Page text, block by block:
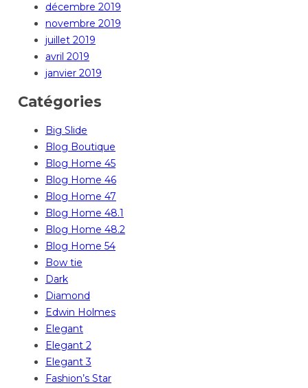
décembre 2019
novembre 2019
juillet 2019
avril 2019
janvier 2019
Catégories
Big Slide
Blog Boutique
Blog Home 45
Blog Home 46
Blog Home 47
Blog Home 48.1
Blog Home 48.2
Blog Home 54
Bow tie
Dark
Diamond
Edwin Holmes
Elegant
Elegant 2
Elegant 3
Fashion’s Star